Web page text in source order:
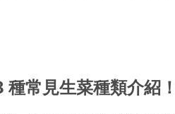
常見生菜種類介紹！